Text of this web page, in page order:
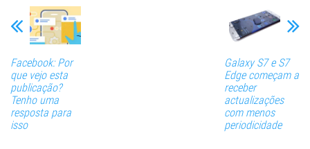
Facebook: Por
que vejo esta
publicação?
Tenho uma
resposta para
isso
Galaxy S7 e S7
Edge começam a
receber
actualizações
com menos
periodicidade